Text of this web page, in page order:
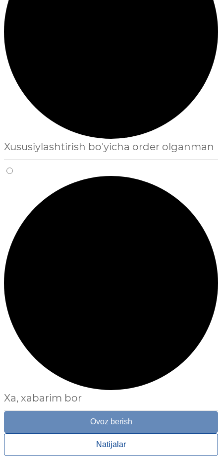
Xususiylashtirish bo'yicha order olganman
Xa, xabarim bor
Ovoz berish
Natijalar